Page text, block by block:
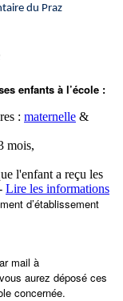
du Praz
enfants à l’école :
: maternelle &
mois,
l'enfant a reçu les
Lire les informations
d’établissement
mail à
aurez déposé ces
concernée.